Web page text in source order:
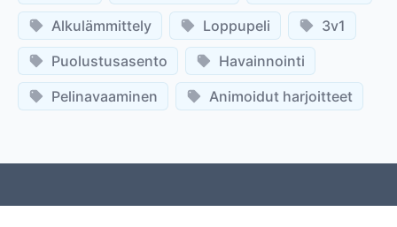
Alkulämmittely
Loppupeli
3v1
Puolustusasento
Havainnointi
Pelinavaaminen
Animoidut harjoitteet